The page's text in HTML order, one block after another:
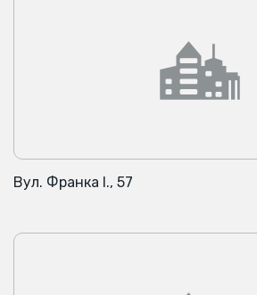
Вул. Франка І., 57